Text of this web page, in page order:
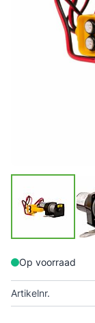
Op voorraad
Artikelnr.